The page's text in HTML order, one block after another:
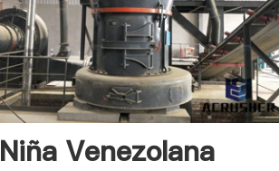
Niña Venezolana